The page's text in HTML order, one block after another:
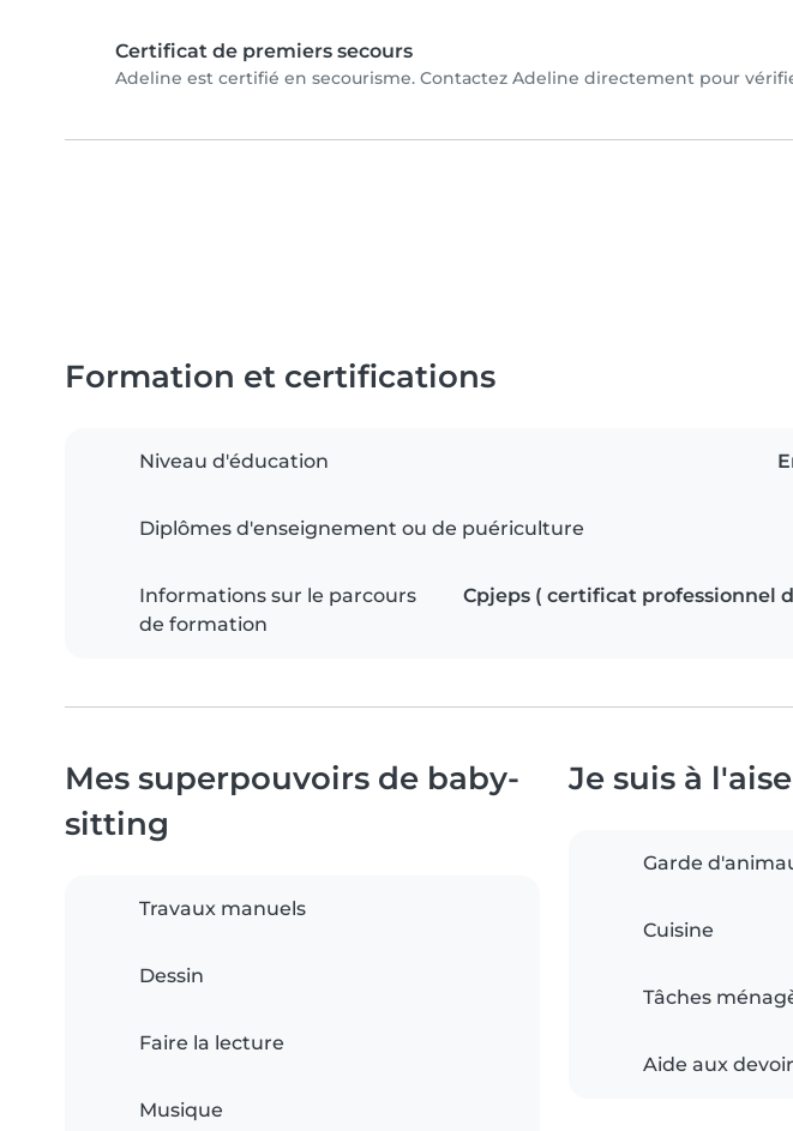
Certificat de premiers secours
Adeline est certifié en secourisme. Contactez Adeline directement pour
Formation et certifications
Niveau d'éducation
Diplômes d'enseignement ou de puériculture
Informations sur le parcours
de formation
Cpjeps ( certificat professionnel
Mes superpouvoirs de baby-
sitting
Travaux manuels
Dessin
Faire la lecture
Musique
Je suis à
Garde
Cuisine
Tâches
Aide aux